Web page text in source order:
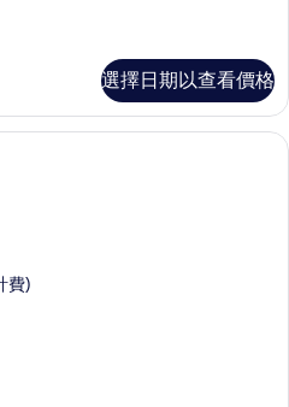
選擇日期以查看價格
精緻雙人房 (102) | 書桌、筆電工作空
費)